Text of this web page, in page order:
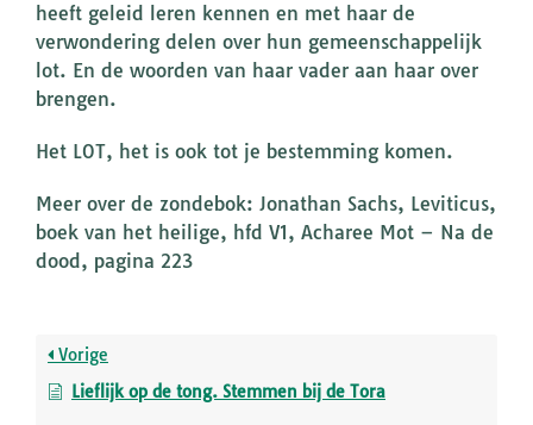
heeft geleid leren kennen en met haar de
verwondering delen over hun gemeenschappelijk
lot. En de woorden van haar vader aan haar over
brengen.
Het LOT, het is ook tot je bestemming komen.
Meer over de zondebok: Jonathan Sachs, Leviticus,
boek van het heilige, hfd V1, Acharee Mot – Na de
dood, pagina 223
Vorige
Lieflijk op de tong. Stemmen bij de Tora